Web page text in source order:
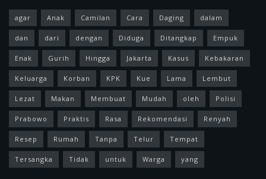
agar Anak Camilan Cara Daging dalam
dan dari dengan Diduga Ditangkap Empuk
Enak Gurih Hingga Jakarta Kasus Kebakaran
Keluarga Korban KPK Kue Lama Lembut
Lezat Makan Membuat Mudah oleh Polisi
Prabowo Praktis Rasa Rekomendasi Renyah
Resep Rumah Tanpa Telur Tempat
Tersangka Tidak untuk Warga yang